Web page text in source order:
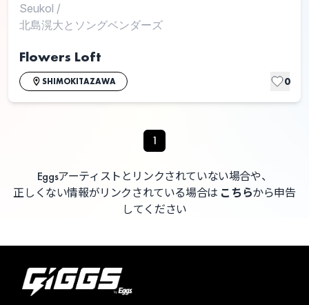
Seukol /
北島滉大とソングベンダーズ
Flowers Loft
SHIMOKITAZAWA 0
1
Eggsアーティストとリンクされていない場合や、
正しくない情報がリンクされている場合は こちらから申告
してください